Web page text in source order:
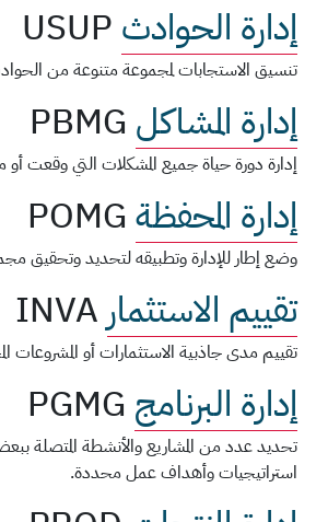
إدارة الحوادث USUP
تنسيق الاستجابات لمجموعة متنوعة من
إدارة المشاكل PBMG
إدارة دورة حياة جميع المشكلات التي وقعت
إدارة المحفظة POMG
وضع إطار للإدارة وتطبيقه لتحديد وتحقيق
تقييم الاستثمار INVA
تقييم مدى جاذبية الاستثمارات أو المشروعات
إدارة البرنامج PGMG
تحديد عدد من المشاريع والأنشطة المتصلة
استراتيجيات وأهداف عمل محددة.